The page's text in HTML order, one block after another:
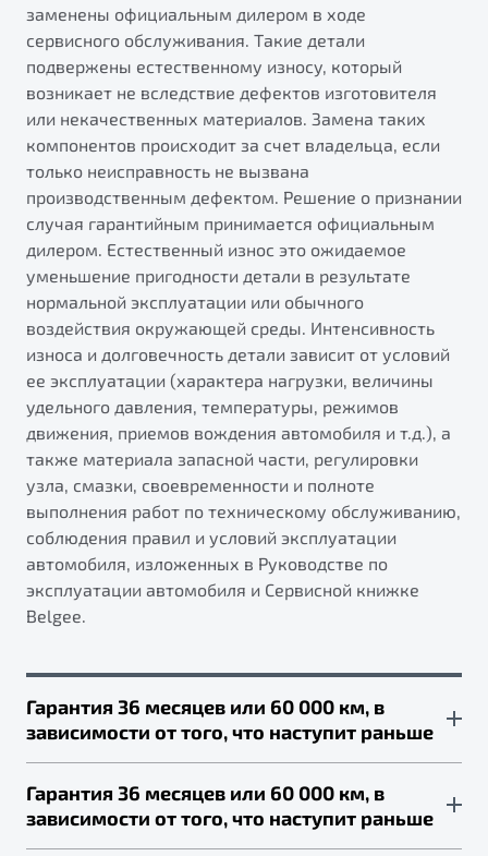
заменены официальным дилером в ходе
сервисного обслуживания. Такие детали
подвержены естественному износу, который
возникает не вследствие дефектов изготовителя
или некачественных материалов. Замена таких
компонентов происходит за счет владельца, если
только неисправность не вызвана
производственным дефектом. Решение о признании
случая гарантийным принимается официальным
дилером. Естественный износ это ожидаемое
уменьшение пригодности детали в результате
нормальной эксплуатации или обычного
воздействия окружающей среды. Интенсивность
износа и долговечность детали зависит от условий
ее эксплуатации (характера нагрузки, величины
удельного давления, температуры, режимов
движения, приемов вождения автомобиля и т.д.), а
также материала запасной части, регулировки
узла, смазки, своевременности и полноте
выполнения работ по техническому обслуживанию,
соблюдения правил и условий эксплуатации
автомобиля, изложенных в Руководстве по
эксплуатации автомобиля и Сервисной книжке
Belgee.
Гарантия 36 месяцев или 60 000 км, в
зависимости от того, что наступит раньше
Для следующих компонентов:
компоненты выпускной системы, включая
Гарантия 36 месяцев или 60 000 км, в
зависимости от того, что наступит раньше